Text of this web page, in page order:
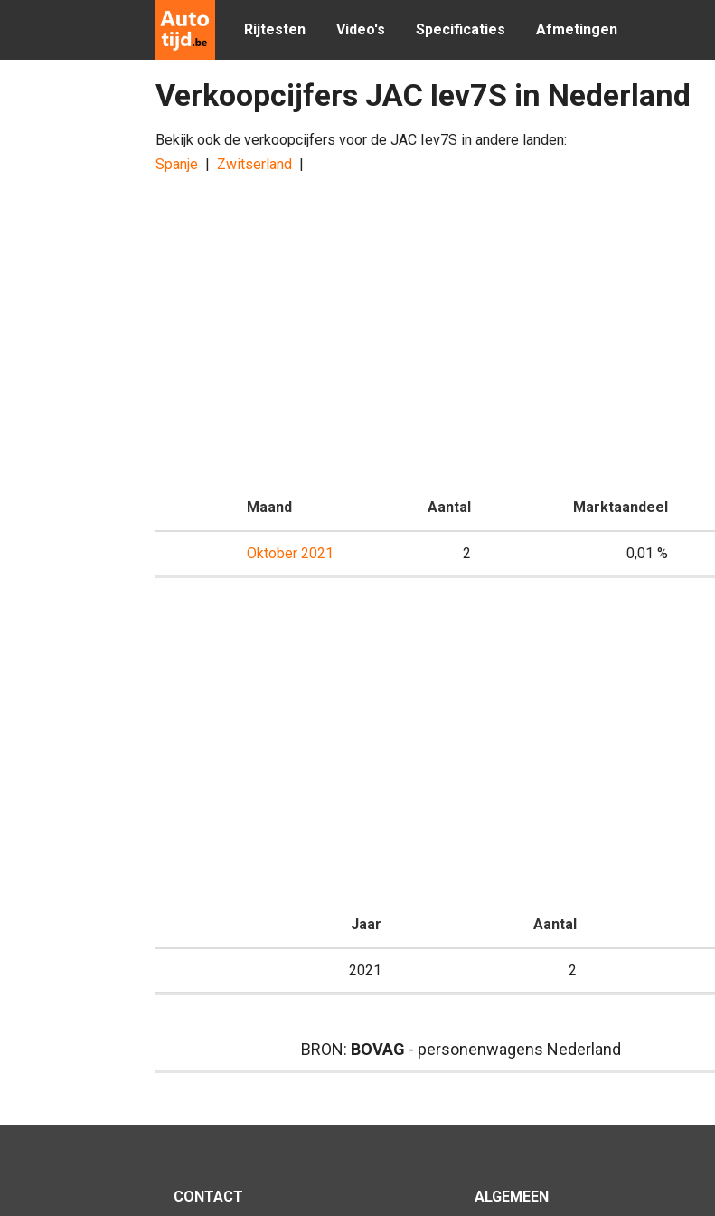
Rijtesten Video's Specificaties Afmetingen
Verkoopcijfers JAC Iev7S in Nederland
Bekijk ook de verkoopcijfers voor de JAC Iev7S in andere landen:
Spanje | Zwitserland |
Maand Aantal Marktaandeel
Oktober 2021 2 0,01 %
Jaar Aantal
2021 2
BRON: BOVAG - personenwagens Nederland
CONTACT ALGEMEEN